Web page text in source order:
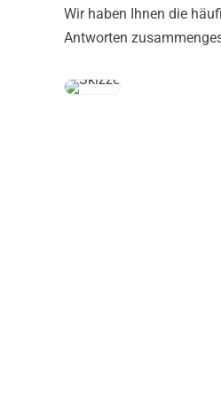
Wir haben Ihnen die
Antworten